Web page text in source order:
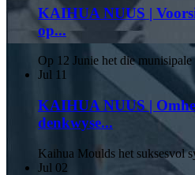
KAIHUA NUUS |
op...
Op 12 Junie het die
Jul
11
KAIHUA NUUS |
denkwyse...
Kaihua Moulds het suksesvol
Jul 02